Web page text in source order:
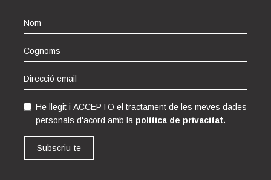
He llegit i ACCEPTO el tractament de les meves dades
personals d'acord amb la política de privacitat.
Subscriu-te